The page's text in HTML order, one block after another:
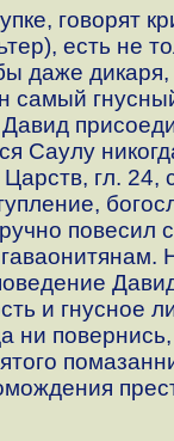
говорят
есть не
даже
самый
Саулу
Царств, гл.
и гнусное
ни